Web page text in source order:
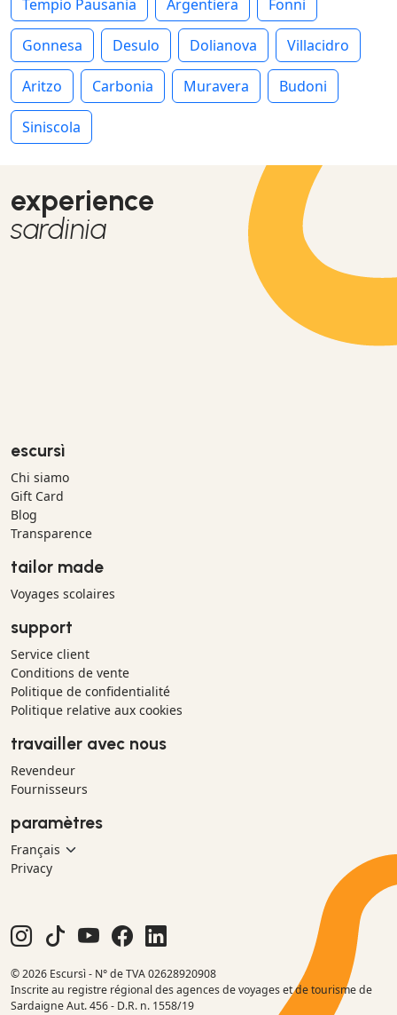
Tempio Pausania Argentiera Fonni
Gonnesa Desulo Dolianova Villacidro
Aritzo Carbonia Muravera Budoni
Siniscola
experience
sardinia
escursì
Chi siamo
Gift Card
Blog
Transparence
tailor made
Voyages scolaires
support
Service client
Conditions de vente
Politique de confidentialité
Politique relative aux cookies
travailler avec nous
Revendeur
Fournisseurs
paramètres
Privacy
© 2026 Escursì - N° de TVA 02628920908
Inscrite au registre régional des agences de voyages et de tourisme de
Sardaigne Aut. 456 - D.R. n. 1558/19